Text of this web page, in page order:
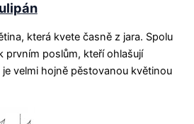
která kvete časně z jara. Spolu
prvním poslům, kteří ohlašují
je velmi hojně pěstovanou květinou